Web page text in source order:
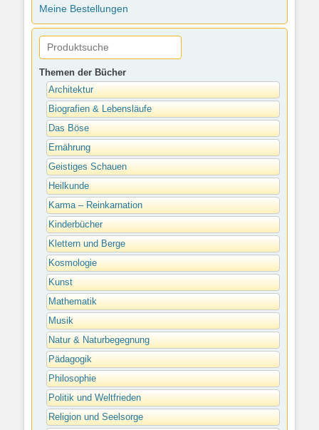
Meine Bestellungen
Themen der Bücher
Architektur
Biografien & Lebensläufe
Das Böse
Ernährung
Geistiges Schauen
Heilkunde
Karma – Reinkarnation
Kinderbücher
Klettern und Berge
Kosmologie
Kunst
Mathematik
Musik
Natur & Naturbegegnung
Pädagogik
Philosophie
Politik und Weltfrieden
Religion und Seelsorge